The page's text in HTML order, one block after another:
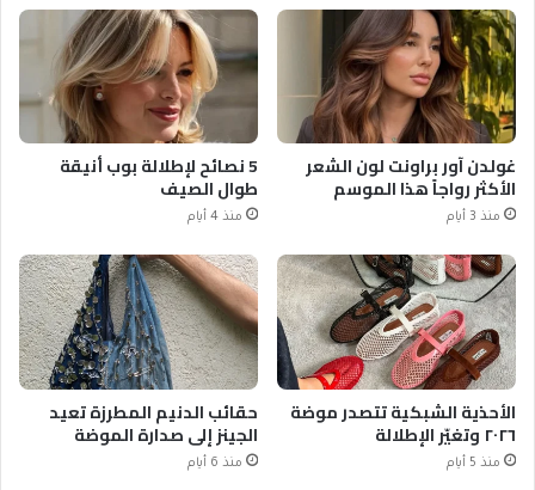
غولدن آور براونت لون الشعر
الأكثر رواجاً هذا الموسم
منذ 3 أيام
5 نصائح لإطلالة بوب أنيقة
طوال الصيف
منذ 4 أيام
الأحذية الشبكية تتصدر موضة
٢٠٢٦ وتغيّر الإطلالة
منذ 5 أيام
حقائب الدنيم المطرزة تعيد
الجينز إلى صدارة الموضة
منذ 6 أيام